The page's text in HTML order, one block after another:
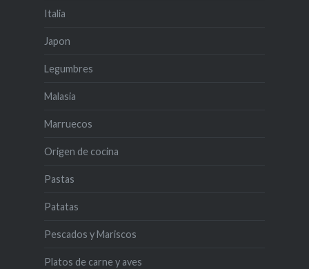
Italia
Japon
Legumbres
Malasia
Marruecos
Origen de cocina
Pastas
Patatas
Pescados y Mariscos
Platos de carne y aves